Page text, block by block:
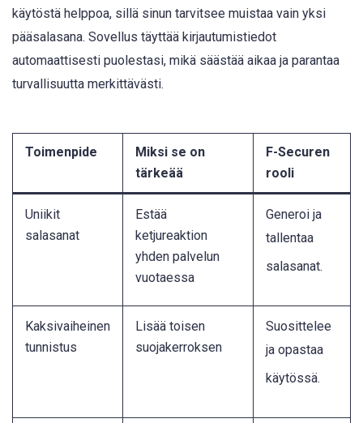
käytöstä helppoa, sillä sinun tarvitsee muistaa vain yksi
pääsalasana. Sovellus täyttää kirjautumistiedot
automaattisesti puolestasi, mikä säästää aikaa ja parantaa
turvallisuutta merkittävästi.
Toimenpide
Miksi se on
tärkeää
F-Securen
rooli
Uniikit
salasanat
Estää
ketjureaktion
yhden palvelun
vuotaessa
Generoi ja
tallentaa
salasanat.
Kaksivaiheinen
tunnistus
Lisää toisen
suojakerroksen
Suosittelee
ja opastaa
käytössä.